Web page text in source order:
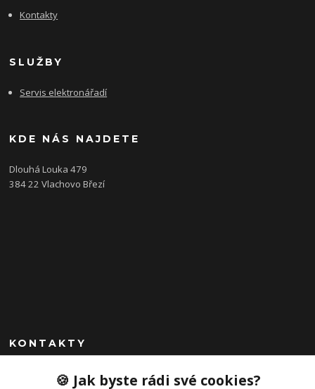
Kontakty
SLUŽBY
Servis elektronářadí
KDE NÁS NAJDETE
Dlouhá Louka 479
384 22 Vlachovo Březí
KONTAKTY
+420 792 757 523🍪 Jak byste rádi své cookies?